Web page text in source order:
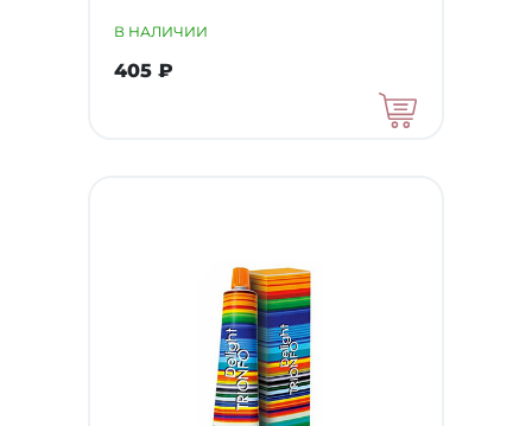
В НАЛИЧИИ
405 ₽